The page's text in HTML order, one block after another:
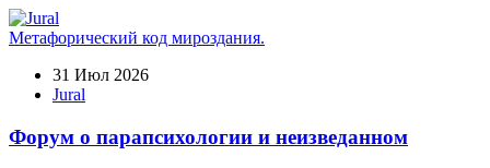
Метафорический код мироздания.
31 Июл 2026
Jural
Форум о парапсихологии и неизведанном